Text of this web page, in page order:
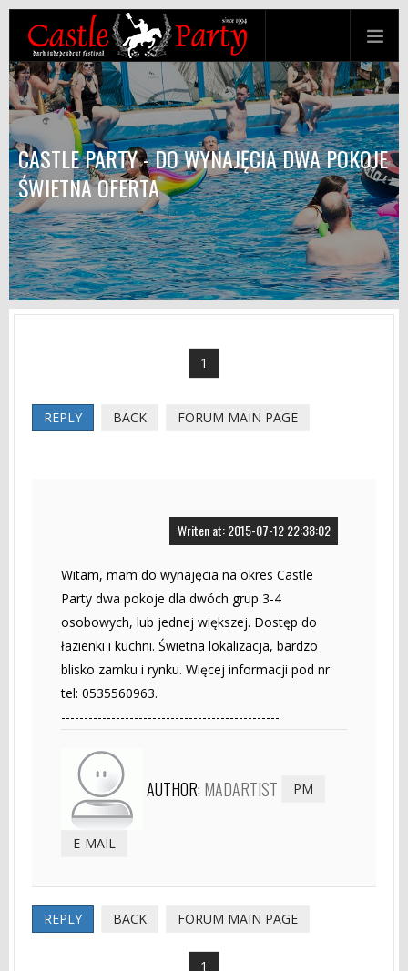
CASTLE PARTY - DO WYNAJĘCIA DWA POKOJE
ŚWIETNA OFERTA
1
REPLY BACK FORUM MAIN PAGE
Writen at: 2015-07-12 22:38:02
Witam, mam do wynajęcia na okres Castle
Party dwa pokoje dla dwóch grup 3-4
osobowych, lub jednej większej. Dostęp do
łazienki i kuchni. Świetna lokalizacja, bardzo
blisko zamku i rynku. Więcej informacji pod nr
tel: 0535560963.
------------------------------------------------
AUTHOR: MADARTIST PM
E-MAIL
REPLY BACK FORUM MAIN PAGE
1